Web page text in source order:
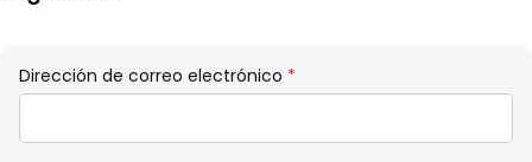
Dirección de correo electrónico *